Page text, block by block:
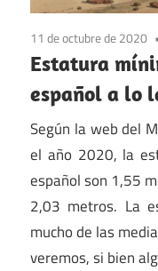
11 de octubre de 2020
Estatura
español a lo
Según la web del
el año 2020, la
español son 1,55
2,03 metros. La
mucho de las
veremos, si bien